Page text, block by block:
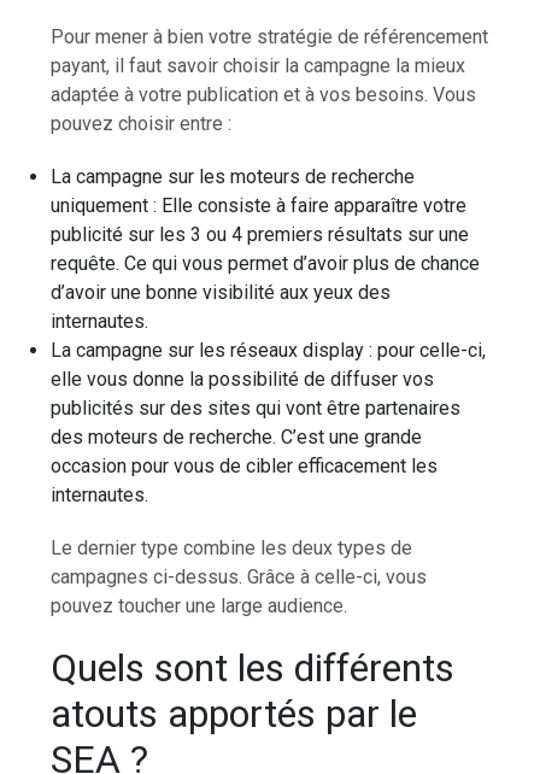
Pour mener à bien votre stratégie de référencement
payant, il faut savoir choisir la campagne la mieux
adaptée à votre publication et à vos besoins. Vous
pouvez choisir entre :
La campagne sur les moteurs de recherche
uniquement : Elle consiste à faire apparaître votre
publicité sur les 3 ou 4 premiers résultats sur une
requête. Ce qui vous permet d’avoir plus de chance
d’avoir une bonne visibilité aux yeux des
internautes.
La campagne sur les réseaux display : pour celle-ci,
elle vous donne la possibilité de diffuser vos
publicités sur des sites qui vont être partenaires
des moteurs de recherche. C’est une grande
occasion pour vous de cibler efficacement les
internautes.
Le dernier type combine les deux types de
campagnes ci-dessus. Grâce à celle-ci, vous
pouvez toucher une large audience.
Quels sont les différents
atouts apportés par le
SEA ?